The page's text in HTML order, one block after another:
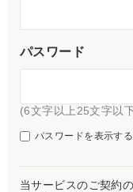
パスワード
(6文字以上25文字以
パスワードを表示する
当サービスのご契約